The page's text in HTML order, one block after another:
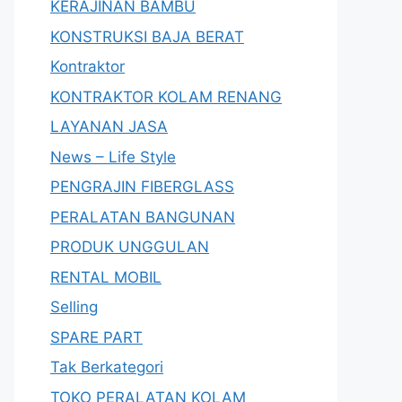
KERAJINAN BAMBU
KONSTRUKSI BAJA BERAT
Kontraktor
KONTRAKTOR KOLAM RENANG
LAYANAN JASA
News – Life Style
PENGRAJIN FIBERGLASS
PERALATAN BANGUNAN
PRODUK UNGGULAN
RENTAL MOBIL
Selling
SPARE PART
Tak Berkategori
TOKO PERALATAN KOLAM